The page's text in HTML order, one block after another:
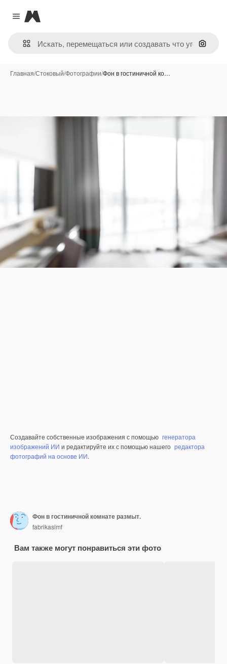
Close menu
Magnific
Поиск
Главная/Стоковый/Фотографии/Фон в гостиничной ко…
Создавайте собственные изображения с помощью генератора
изображений ИИ и редактируйте их с помощью нашего редактора
фотографий на основе ИИ.
Фон в гостиничной комнате размыт.
fabrikasimf
Вам также могут понравиться эти фото